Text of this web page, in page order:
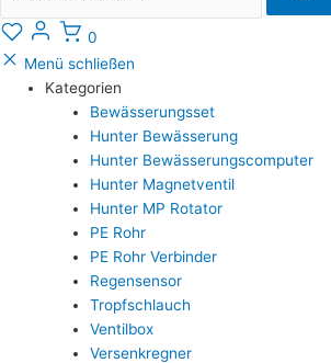
0
Menü schließen
Kategorien
Bewässerungsset
Hunter Bewässerung
Hunter Bewässerungscomputer
Hunter Magnetventil
Hunter MP Rotator
PE Rohr
PE Rohr Verbinder
Regensensor
Tropfschlauch
Ventilbox
Versenkregner